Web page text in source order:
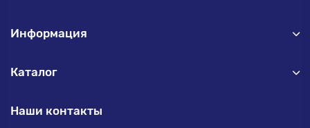
Информация
Каталог
Наши контакты